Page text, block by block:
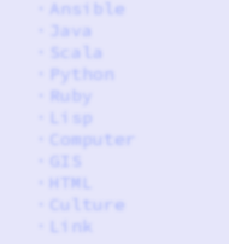
Ansible
Java
Scala
Python
Ruby
Lisp
Computer
GIS
HTML
Culture
Link